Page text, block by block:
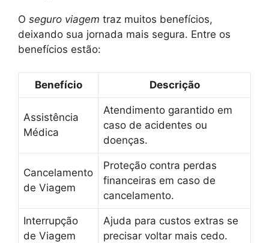
O seguro viagem traz muitos benefícios,
deixando sua jornada mais segura. Entre os
benefícios estão:
Benefício Descrição
Assistência
Médica
Atendimento garantido em
caso de acidentes ou
doenças.
Cancelamento
de Viagem
Proteção contra perdas
financeiras em caso de
cancelamento.
Interrupção
de Viagem
Ajuda para custos extras se
precisar voltar mais cedo.